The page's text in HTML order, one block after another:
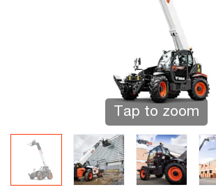
Tap to zoom